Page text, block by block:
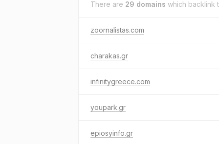
There are 29 domains which backlink
zoornalistas.com
charakas.gr
infinitygreece.com
youpark.gr
epiosyinfo.gr